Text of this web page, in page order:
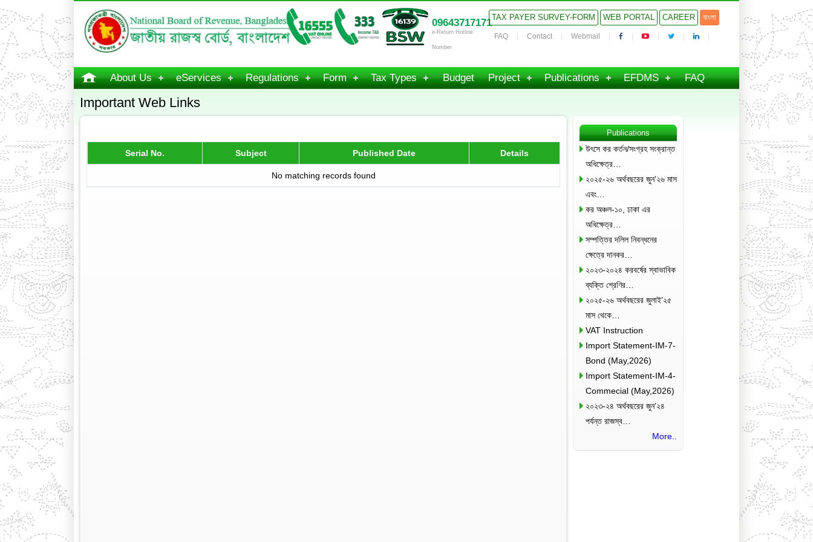
09643717171
e-Return Hotline
Number
TAX PAYER SURVEY-FORM WEB PORTAL CAREER বাংলা
FAQ Contact Webmail
About Us eServices Regulations Form Tax Types Budget Project Publications EFDMS FAQ
Important Web Links
Serial No. Subject Published Date Details
No matching records found
Publications
উৎসে কর কর্তন/সংগ্রহ সংক্রান্ত
অধিক্ষেত্র…
২০২৫-২৬ অর্থবছরের জুন’২৬ মাস
এবং…
কর অঞ্চল-১০, ঢাকা এর
অধিক্ষেত্র…
সম্পত্তির দলিল নিবন্ধনের
ক্ষেত্রে দানকর…
২০২৩-২০২৪ করবর্ষের স্বাভাবিক
ব্যক্তি শ্রেণির…
২০২৫-২৬ অর্থবছরের জুলাই’২৫
মাস থেকে…
VAT Instruction
Import Statement-IM-7-
Bond (May,2026)
Import Statement-IM-4-
Commecial (May,2026)
২০২৩-২৪ অর্থবছরের জুন’২৪
পর্যন্ত রাজস্ব…
More..